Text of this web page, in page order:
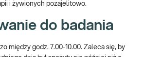
i żywionych pozajelitowo.
do badania
między godz. 7.00-10.00. Zaleca się, by